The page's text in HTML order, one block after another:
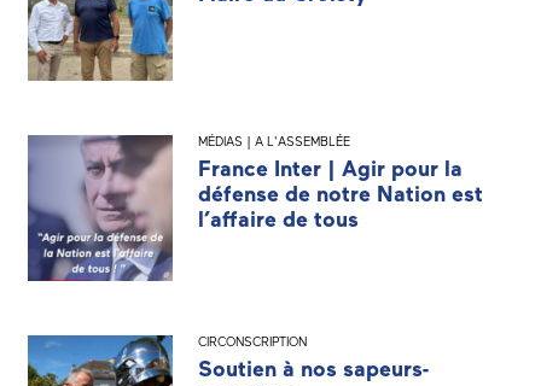
MÉDIAS | A L'ASSEMBLÉE
France Inter | Agir pour la
défense de notre Nation est
l’affaire de tous
CIRCONSCRIPTION
Soutien à nos sapeurs-